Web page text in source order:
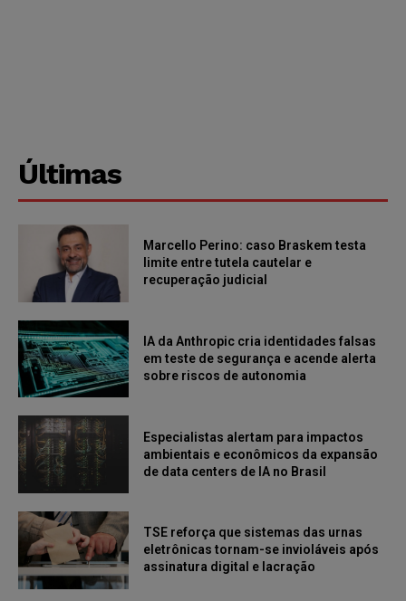
Últimas
Marcello Perino: caso Braskem testa
limite entre tutela cautelar e
recuperação judicial
IA da Anthropic cria identidades falsas
em teste de segurança e acende alerta
sobre riscos de autonomia
Especialistas alertam para impactos
ambientais e econômicos da expansão
de data centers de IA no Brasil
TSE reforça que sistemas das urnas
eletrônicas tornam-se invioláveis após
assinatura digital e lacração